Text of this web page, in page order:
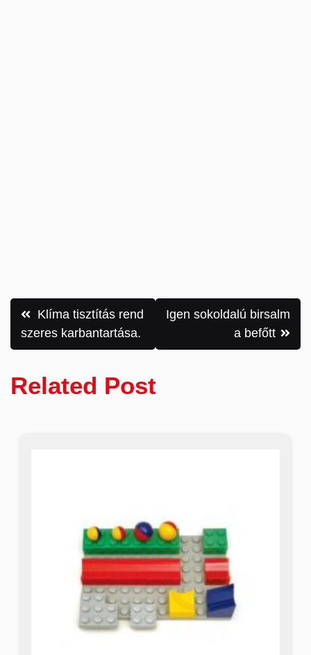
Bejegyzés
navigáció
Klíma tisztítás rend
szeres karbantartása.
Igen sokoldalú birsalm
a befőtt
Related Post